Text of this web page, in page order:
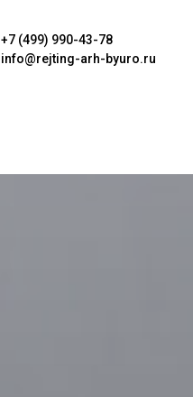
+7 (499) 990-43-78
info@rejting-arh-byuro.ru